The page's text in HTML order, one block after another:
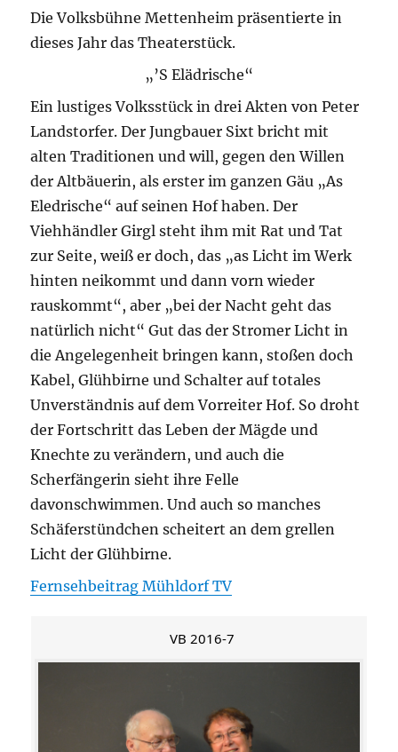
Die Volksbühne Mettenheim präsentierte in
dieses Jahr das Theaterstück.
„’S Elädrische“
Ein lustiges Volksstück in drei Akten von Peter
Landstorfer. Der Jungbauer Sixt bricht mit
alten Traditionen und will, gegen den Willen
der Altbäuerin, als erster im ganzen Gäu „As
Eledrische“ auf seinen Hof haben. Der
Viehhändler Girgl steht ihm mit Rat und Tat
zur Seite, weiß er doch, das „as Licht im Werk
hinten neikommt und dann vorn wieder
rauskommt“, aber „bei der Nacht geht das
natürlich nicht“ Gut das der Stromer Licht in
die Angelegenheit bringen kann, stoßen doch
Kabel, Glühbirne und Schalter auf totales
Unverständnis auf dem Vorreiter Hof. So droht
der Fortschritt das Leben der Mägde und
Knechte zu verändern, und auch die
Scherfängerin sieht ihre Felle
davonschwimmen. Und auch so manches
Schäferstündchen scheitert an dem grellen
Licht der Glühbirne.
Fernsehbeitrag Mühldorf TV
VB 2016-7